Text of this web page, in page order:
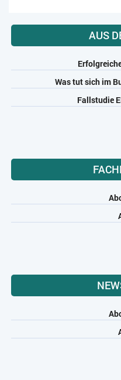
AUS
Was tut sich im
Fallstudie